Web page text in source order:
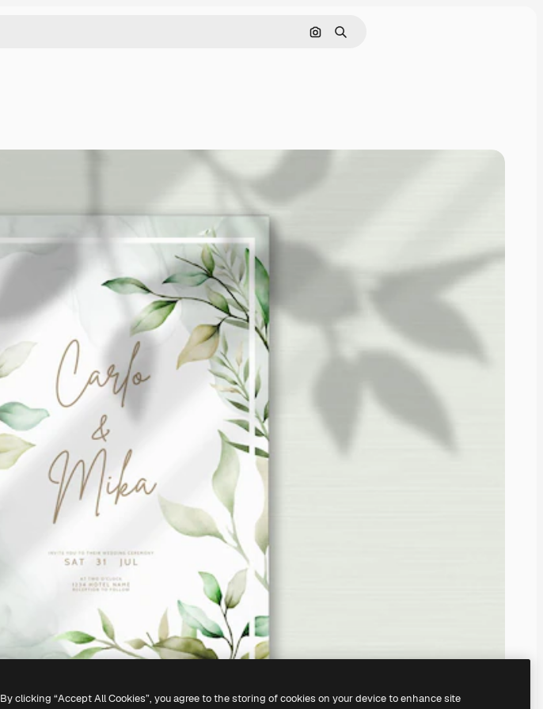
Pesquisar por imagem
Buscar
By clicking “Accept All Cookies”, you agree to the storing of cookies on your device to enhance site